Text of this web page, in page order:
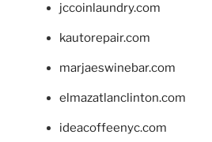
jccoinlaundry.com
kautorepair.com
marjaeswinebar.com
elmazatlanclinton.com
ideacoffeenyc.com